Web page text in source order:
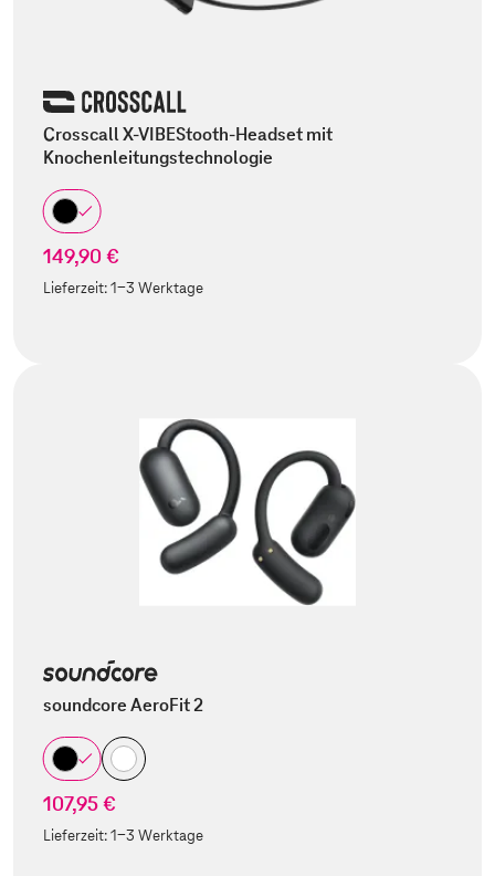
Crosscall X-VIBEStooth-Headset mit
Knochenleitungstechnologie
149,90 €
Lieferzeit:1-3 Werktage
soundcore AeroFit 2
107,95 €
Lieferzeit:1-3 Werktage